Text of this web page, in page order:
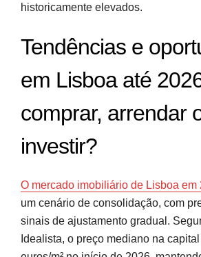
historicamente elevados.
Tendências e
em Lisboa até
comprar, arrendar
investir?
O mercado imobiliário de Lisboa em
um cenário de consolidação, com
sinais de ajustamento gradual.
Idealista, o preço mediano na